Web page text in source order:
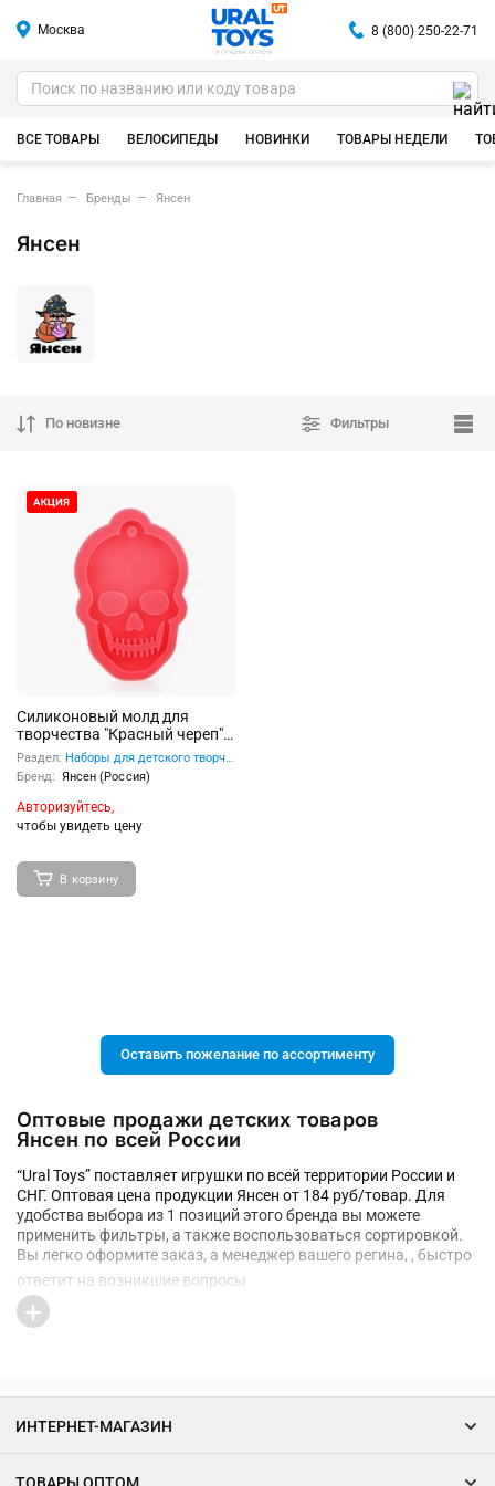
Москва
ИГРУШКИ ОПТОМ
8 (800) 250-22-71
ВСЕ ТОВАРЫ ВЕЛОСИПЕДЫ НОВИНКИ ТОВАРЫ НЕДЕЛИ
Главная Бренды Янсен
Янсен
По новизне Фильтры
Силиконовый молд для
творчества "Красный череп"
80*60мм.
Раздел: Наборы для детского творчества
Бренд: Янсен (Россия)
Авторизуйтесь,
чтобы увидеть цену
В корзину
Оставить пожелание по ассортименту
Оптовые продажи детских товаров
Янсен по всей России
“Ural Toys” поставляет игрушки по всей территории России и
СНГ. Оптовая цена продукции Янсен от 184 руб/товар. Для
удобства выбора из 1 позиций этого бренда вы можете
применить фильтры, а также воспользоваться сортировкой.
Вы легко оформите заказ, а менеджер вашего регина, , быстро
ответит на возникшие вопросы
ИНТЕРНЕТ-МАГАЗИН
ТОВАРЫ ОПТОМ